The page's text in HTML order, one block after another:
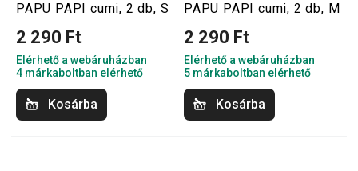
PAPU PAPI cumi, 2 db, S
2 290 Ft
Elérhető a webáruházban
4 márkaboltban elérhető
Kosárba
PAPU PAPI cumi, 2 db, M
2 290 Ft
Elérhető a webáruházban
5 márkaboltban elérhető
Kosárba